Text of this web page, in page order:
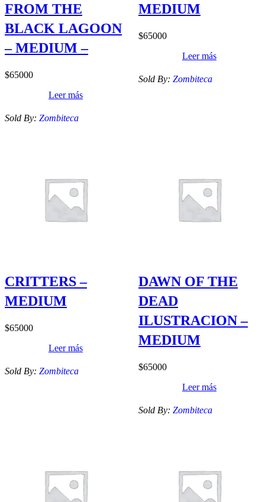
FROM THE
BLACK LAGOON
– MEDIUM –
$65000
Leer más
Sold By: Zombiteca
MEDIUM
$65000
Leer más
Sold By: Zombiteca
CRITTERS –
MEDIUM
$65000
Leer más
Sold By: Zombiteca
DAWN OF THE
DEAD
ILUSTRACION –
MEDIUM
$65000
Leer más
Sold By: Zombiteca